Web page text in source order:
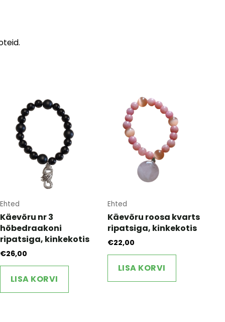
Ehted
Käevõru nr 3
hõbedraakoni
ripatsiga, kinkekotis
€26,00
LISA KORVI
Ehted
Käevõru roosa kvarts
ripatsiga, kinkekotis
€22,00
LISA KORVI